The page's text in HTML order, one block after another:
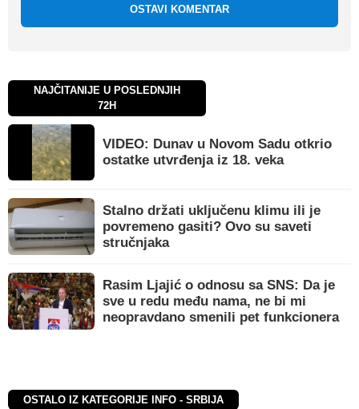
OSTAVI KOMENTAR
NAJČITANIJE U POSLEDNJIH
72H
VIDEO: Dunav u Novom Sadu otkrio
ostatke utvrđenja iz 18. veka
Stalno držati uključenu klimu ili je
povremeno gasiti? Ovo su saveti
stručnjaka
Rasim Ljajić o odnosu sa SNS: Da je
sve u redu među nama, ne bi mi
neopravdano smenili pet funkcionera
OSTALO IZ KATEGORIJE INFO - SRBIJA